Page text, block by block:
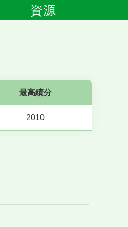
資源
最高績分
2010